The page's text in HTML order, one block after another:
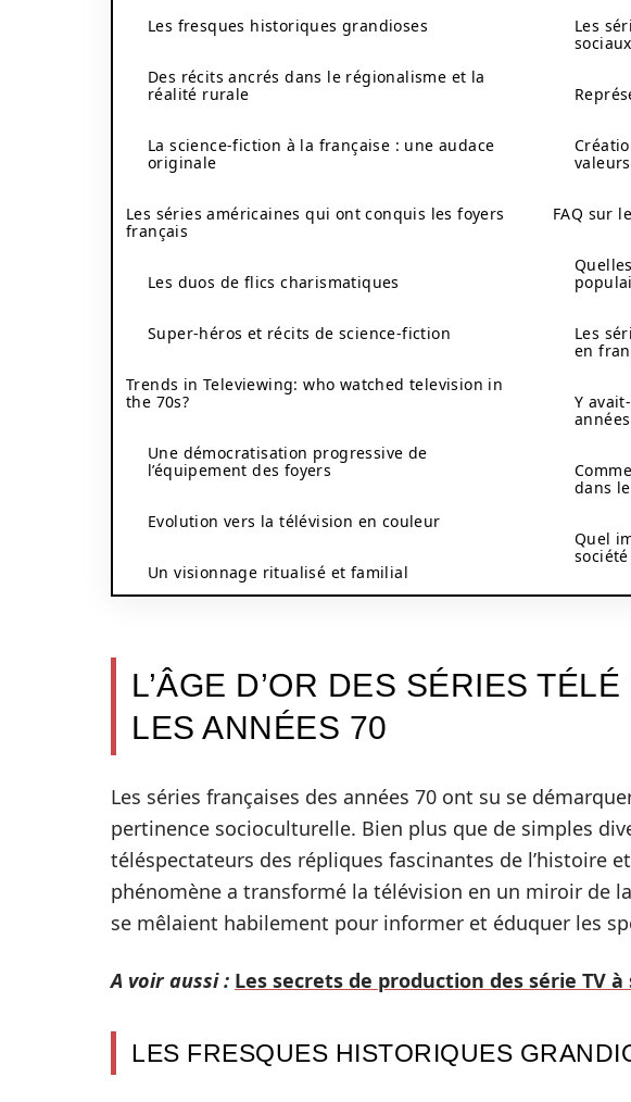
Les fresques historiques grandioses
Des récits ancrés dans le régionalisme et la
réalité rurale
La science-fiction à la française : une audace
originale
Les séries américaines qui ont conquis les foyers
français
Les duos de flics charismatiques
Super-héros et récits de science-fiction
Trends in Televiewing: who watched television in
the 70s?
Une démocratisation progressive de
l’équipement des foyers
Evolution vers la télévision en couleur
Un visionnage ritualisé et familial
Les
sociaux
FAQ sur
Les
en
Y
dans
Quel
société
L’ÂGE D’OR DES SÉRIES
LES ANNÉES 70
Les séries françaises des années 70 ont su se
pertinence socioculturelle. Bien plus que de simples
téléspectateurs des répliques fascinantes de l’histoire
phénomène a transformé la télévision en un miroir de
se mêlaient habilement pour informer et éduquer les
A voir aussi : Les secrets de production des série TV à
LES FRESQUES HISTORIQUES